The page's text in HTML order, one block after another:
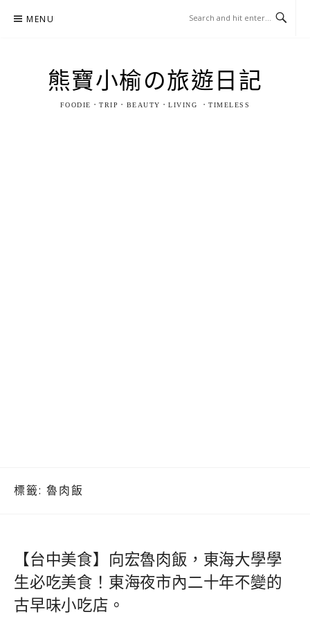
MENU
熊寶小榆の旅遊日記
FOODIE．TRIP．BEAUTY．LIVING ．TIMELESS
標籤: 魯肉飯
【台中美食】向宏魯肉飯，東海大學學
生必吃美食！東海夜市內二十年不變的
古早味小吃店。